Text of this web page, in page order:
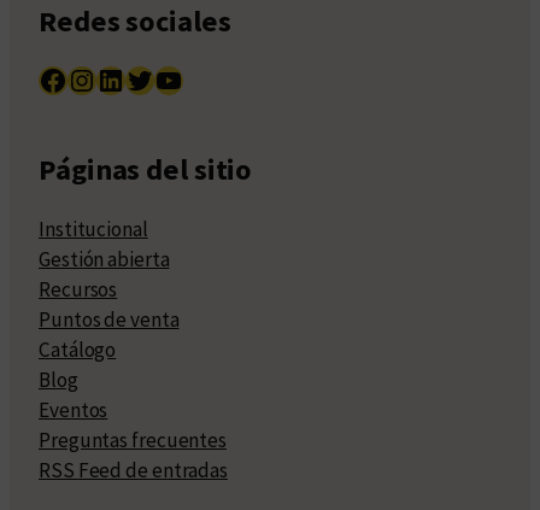
Redes sociales
Facebook InstagramLinkedIn Twitter YouTube
Páginas del sitio
Institucional
Gestión abierta
Recursos
Puntos de venta
Catálogo
Blog
Eventos
Preguntas frecuentes
RSS Feed de entradas